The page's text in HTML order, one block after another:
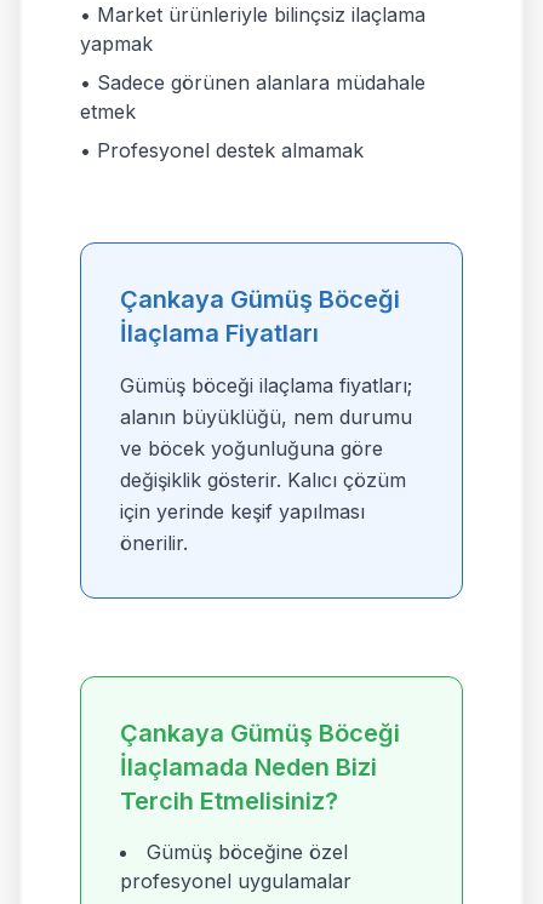
• Market ürünleriyle bilinçsiz ilaçlama
yapmak
• Sadece görünen alanlara müdahale
etmek
• Profesyonel destek almamak
Çankaya Gümüş Böceği
İlaçlama Fiyatları
Gümüş böceği ilaçlama fiyatları;
alanın büyüklüğü, nem durumu
ve böcek yoğunluğuna göre
değişiklik gösterir. Kalıcı çözüm
için yerinde keşif yapılması
önerilir.
Çankaya Gümüş Böceği
İlaçlamada Neden Bizi
Tercih Etmelisiniz?
Gümüş böceğine özel
profesyonel uygulamalar